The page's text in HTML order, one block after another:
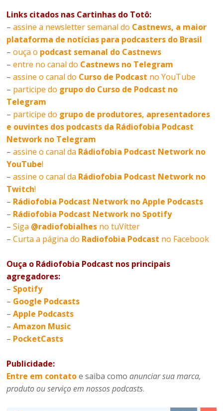
Links citados nas Cartinhas do Totô:
–assine a newsletter semanal do Castnews, a maior
plataforma de notícias para podcasters do Brasil
–ouça o podcast semanal do Castnews
–entre no canal do Castnews no Telegram
–assine o canal do Curso de Podcast no YouTube
– participe do grupo do Curso de Podcast no
Telegram
– participe do grupo de produtores, apresentadores
e ouvintes dos podcasts da Rádiofobia Podcast
Network no Telegram
–assine o canal da Rádiofobia Podcast Network no
YouTube!
–assine o canal da Rádiofobia Podcast Network no
Twitch!
– Rádiofobia Podcast Network no Apple Podcasts
– Rádiofobia Podcast Network no Spotify
–Siga @radiofobialhes no tuVítter
–Curta a página do Radiofobia Podcast no Facebook
Ouça o Rádiofobia Podcast nos principais
agregadores:
– Spotify
– Google Podcasts
–Apple Podcasts
–Amazon Music
– PocketCasts
Publicidade:
Entre em contatoe saiba comoanunciar sua marca,
produto ou serviço em nossos podcasts.